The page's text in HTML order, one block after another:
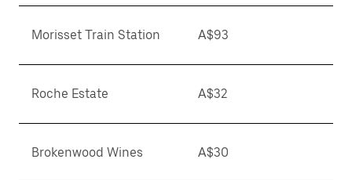
Morisset Train Station A$93
Roche Estate A$32
Brokenwood Wines A$30